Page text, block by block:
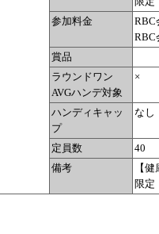
参加料金
RBC
RBC
賞品
ラウンドワン
AVGハンデ対象
×
ハンディキャッ
プ
なし
定員数
40
備考
【
限定